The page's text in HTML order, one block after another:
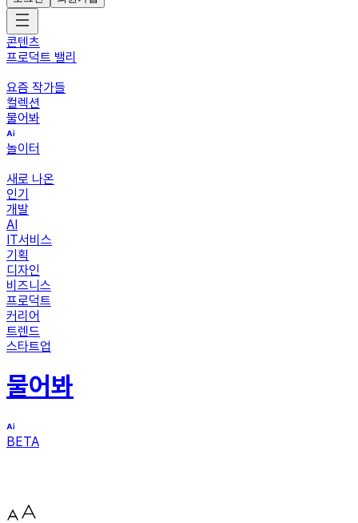
콘텐츠
프로덕트 밸리
요즘 작가들
컬렉션
물어봐
놀이터
새로 나온
인기
개발
AI
IT서비스
기획
디자인
비즈니스
프로덕트
커리어
트렌드
스타트업
물어봐
BETA